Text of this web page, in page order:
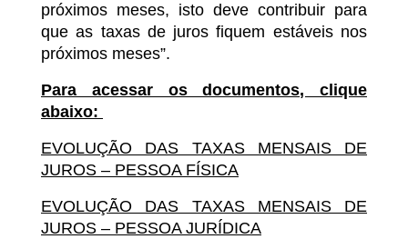
próximos meses, isto deve contribuir para
que as taxas de juros fiquem estáveis nos
próximos meses”.
Para acessar os documentos, clique
abaixo:
EVOLUÇÃO DAS TAXAS MENSAIS DE
JUROS – PESSOA FÍSICA
EVOLUÇÃO DAS TAXAS MENSAIS DE
JUROS – PESSOA JURÍDICA